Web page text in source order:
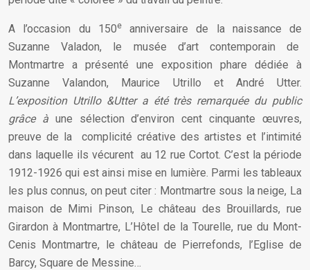
A l’occasion du 150eanniversaire de la naissance de
Suzanne Valadon, le musée d’art contemporain de
Montmartre a présenté une exposition phare dédiée à
Suzanne Valandon, Maurice Utrillo et André Utter.
L’exposition Utrillo &Utter a été très remarquée du public
grâce à une sélection d’environ cent cinquante œuvres,
preuve de la complicité créative des artistes et l’intimité
dans laquelle ils vécurent au 12 rue Cortot. C’est la période
1912-1926 qui est ainsi mise en lumière. Parmi les tableaux
les plus connus, on peut citer : Montmartre sous la neige, La
maison de Mimi Pinson, Le château des Brouillards, rue
Girardon à Montmartre, L’Hôtel de la Tourelle, rue du Mont-
Cenis Montmartre, le château de Pierrefonds, l’Eglise de
Barcy, Square de Messine…